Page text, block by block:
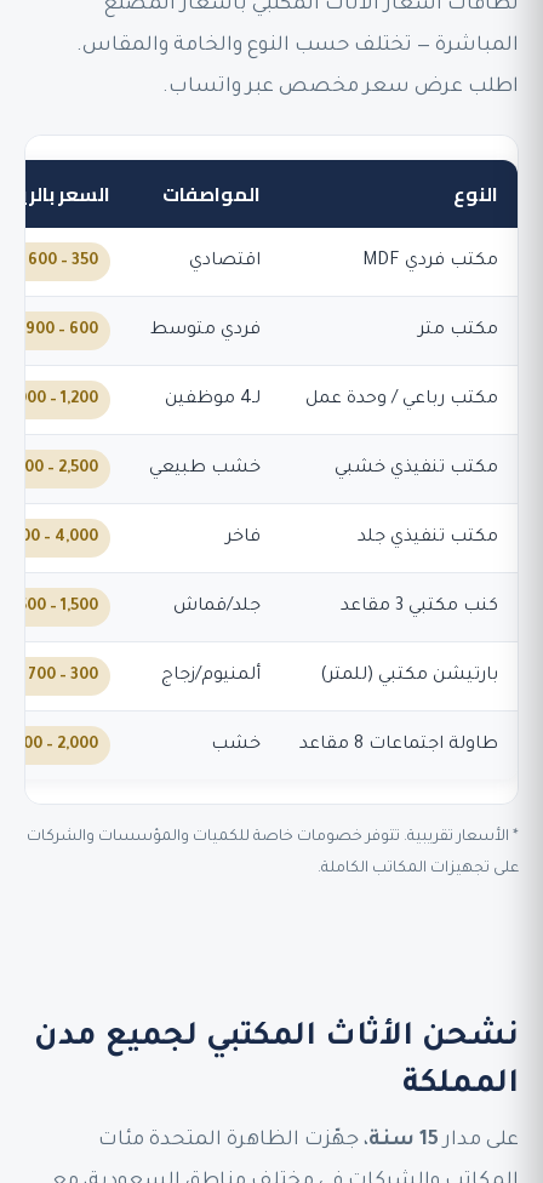
نطاقات أسعار الأثاث المكتبي بأسعار المصنع
المباشرة — تختلف حسب النوع والخامة والمقاس.
اطلب عرض سعر مخصص عبر واتساب.
النوع المواصفات السعر
مكتب فردي MDF اقتصادي 350 – 600 ر.س
مكتب متر فردي متوسط 600 – 900 ر.س
مكتب رباعي / وحدة عمل لـ4 موظفين 1,200 – 2,000 ر.س
مكتب تنفيذي خشبي خشب طبيعي 2,500 – 5,000 ر.س
مكتب تنفيذي جلد فاخر 4,000 – 8,000 ر.س
كنب مكتبي 3 مقاعد جلد/قماش 1,500 – 3,500 ر.س
بارتيشن مكتبي (للمتر) ألمنيوم/زجاج 300 – 700 ر.س
طاولة اجتماعات 8 مقاعد خشب 2,000 – 4,500 ر.س
* الأسعار تقريبية. تتوفر خصومات خاصة للكميات والمؤسسات والشركات
على تجهيزات المكاتب الكاملة.
نشحن الأثاث المكتبي لجميع مدن
المملكة
على مدار15 سنة
، جهّزت الظاهرة المتحدة مئات